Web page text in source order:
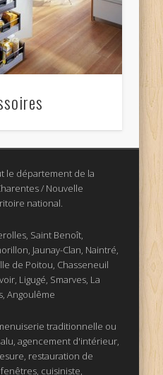
le département de la
/ Nouvelle
national.
Saint Benoît,
Jaunay-Clan, Naintré,
de Poitou, Chasseneuil
Ligugé, Smarves, La
Angoulême
traditionnelle ou
agencement d'intérieur,
restauration de
cuisiniste,